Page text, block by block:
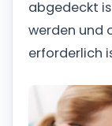
abgedeckt
werden und
erforderlich